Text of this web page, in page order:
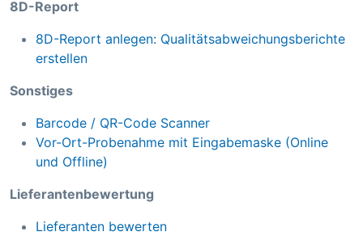
8D-Report
8D-Report anlegen: Qualitätsabweichungsberichte
erstellen
Sonstiges
Barcode / QR-Code Scanner
Vor-Ort-Probenahme mit Eingabemaske (Online
und Offline)
Lieferantenbewertung
Lieferanten bewerten